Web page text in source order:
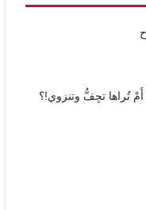
تُراها تجِفُّ وتنزوي!؟